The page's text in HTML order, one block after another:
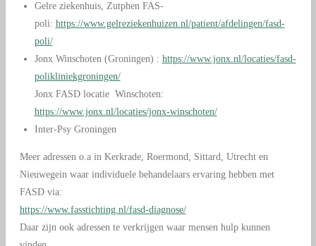
Gelre ziekenhuis, Zutphen FAS-
poli: https://www.gelreziekenhuizen.nl/patient/afdelingen/fasd-
poli/
Jonx Winschoten (Groningen) : https://www.jonx.nl/locaties/fasd-
polikliniekgroningen/
Jonx FASD locatie Winschoten:
https://www.jonx.nl/locaties/jonx-winschoten/
Inter-Psy Groningen
Meer adressen o.a in Kerkrade, Roermond, Sittard, Utrecht en
Nieuwegein waar individuele behandelaars ervaring hebben met
FASD via:
https://www.fasstichting.nl/fasd-diagnose/
Daar zijn ook adressen te verkrijgen waar mensen hulp kunnen